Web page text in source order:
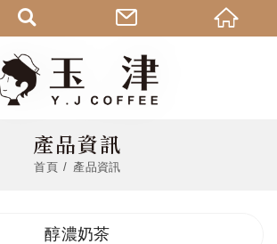
產品資訊
首頁 產品資訊
醇濃奶茶